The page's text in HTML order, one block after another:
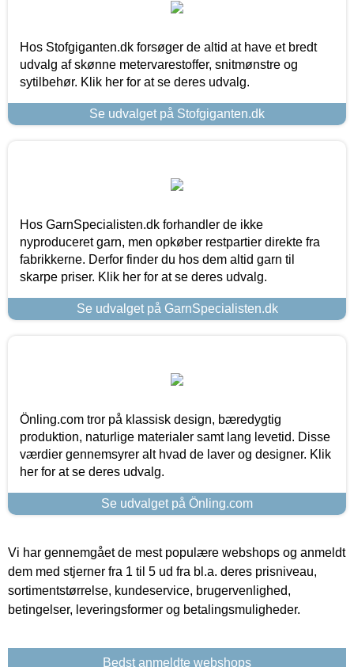
Hos Stofgiganten.dk forsøger de altid at have et bredt
udvalg af skønne metervarestoffer, snitmønstre og
sytilbehør. Klik her for at se deres udvalg.
Se udvalget på Stofgiganten.dk
Hos GarnSpecialisten.dk forhandler de ikke
nyproduceret garn, men opkøber restpartier direkte fra
fabrikkerne. Derfor finder du hos dem altid garn til
skarpe priser. Klik her for at se deres udvalg.
Se udvalget på GarnSpecialisten.dk
Önling.com tror på klassisk design, bæredygtig
produktion, naturlige materialer samt lang levetid. Disse
værdier gennemsyrer alt hvad de laver og designer. Klik
her for at se deres udvalg.
Se udvalget på Önling.com
Vi har gennemgået de mest populære webshops og anmeldt
dem med stjerner fra 1 til 5 ud fra bl.a. deres prisniveau,
sortimentstørrelse, kundeservice, brugervenlighed,
betingelser, leveringsformer og betalingsmuligheder.
Bedst anmeldte webshops